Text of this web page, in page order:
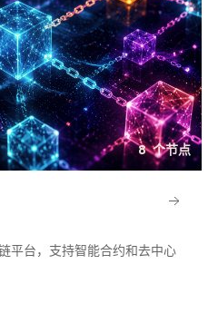
8 个节点
平台，支持智能合约和去中心